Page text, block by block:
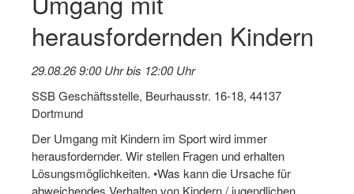
Olympiabewerbung
Kinderschutz im Sport
Fördermöglichkeiten
Vereinsberatung
Wege zur Kooperation
Villa Froschloch
herausfordernden Kindern
29.08.26 9:00 Uhr bis 12:00 Uhr
SSB Geschäftsstelle, Beurhausstr. 16-18, 44137
Dortmund
Der Umgang mit Kindern im Sport wird immer
herausfordernder. Wir stellen Fragen und erhalten
Lösungsmöglichkeiten. •Was kann die Ursache für
abweichendes Verhalten von Kindern / jugendlichen